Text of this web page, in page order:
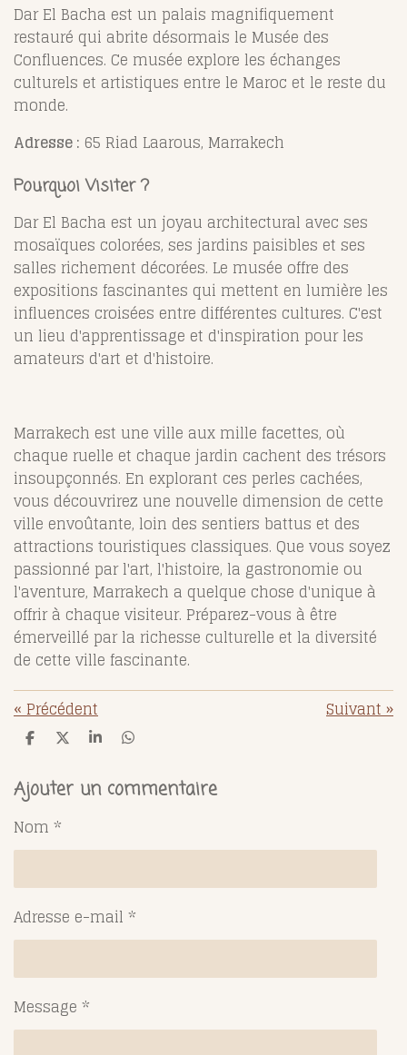
Dar El Bacha est un palais magnifiquement
restauré qui abrite désormais le Musée des
Confluences. Ce musée explore les échanges
culturels et artistiques entre le Maroc et le reste du
monde.
Adresse : 65 Riad Laarous, Marrakech
Pourquoi Visiter ?
Dar El Bacha est un joyau architectural avec ses
mosaïques colorées, ses jardins paisibles et ses
salles richement décorées. Le musée offre des
expositions fascinantes qui mettent en lumière les
influences croisées entre différentes cultures. C'est
un lieu d'apprentissage et d'inspiration pour les
amateurs d'art et d'histoire.
Marrakech est une ville aux mille facettes, où
chaque ruelle et chaque jardin cachent des trésors
insoupçonnés. En explorant ces perles cachées,
vous découvrirez une nouvelle dimension de cette
ville envoûtante, loin des sentiers battus et des
attractions touristiques classiques. Que vous soyez
passionné par l'art, l'histoire, la gastronomie ou
l'aventure, Marrakech a quelque chose d'unique à
offrir à chaque visiteur. Préparez-vous à être
émerveillé par la richesse culturelle et la diversité
de cette ville fascinante.
«Précédent Suivant»
P
t
a
e
r
P
t
a
r
P
t
a
r
P
t
a
r
Ajouter un commentaire
Nom *
Adresse e-mail *
Message *